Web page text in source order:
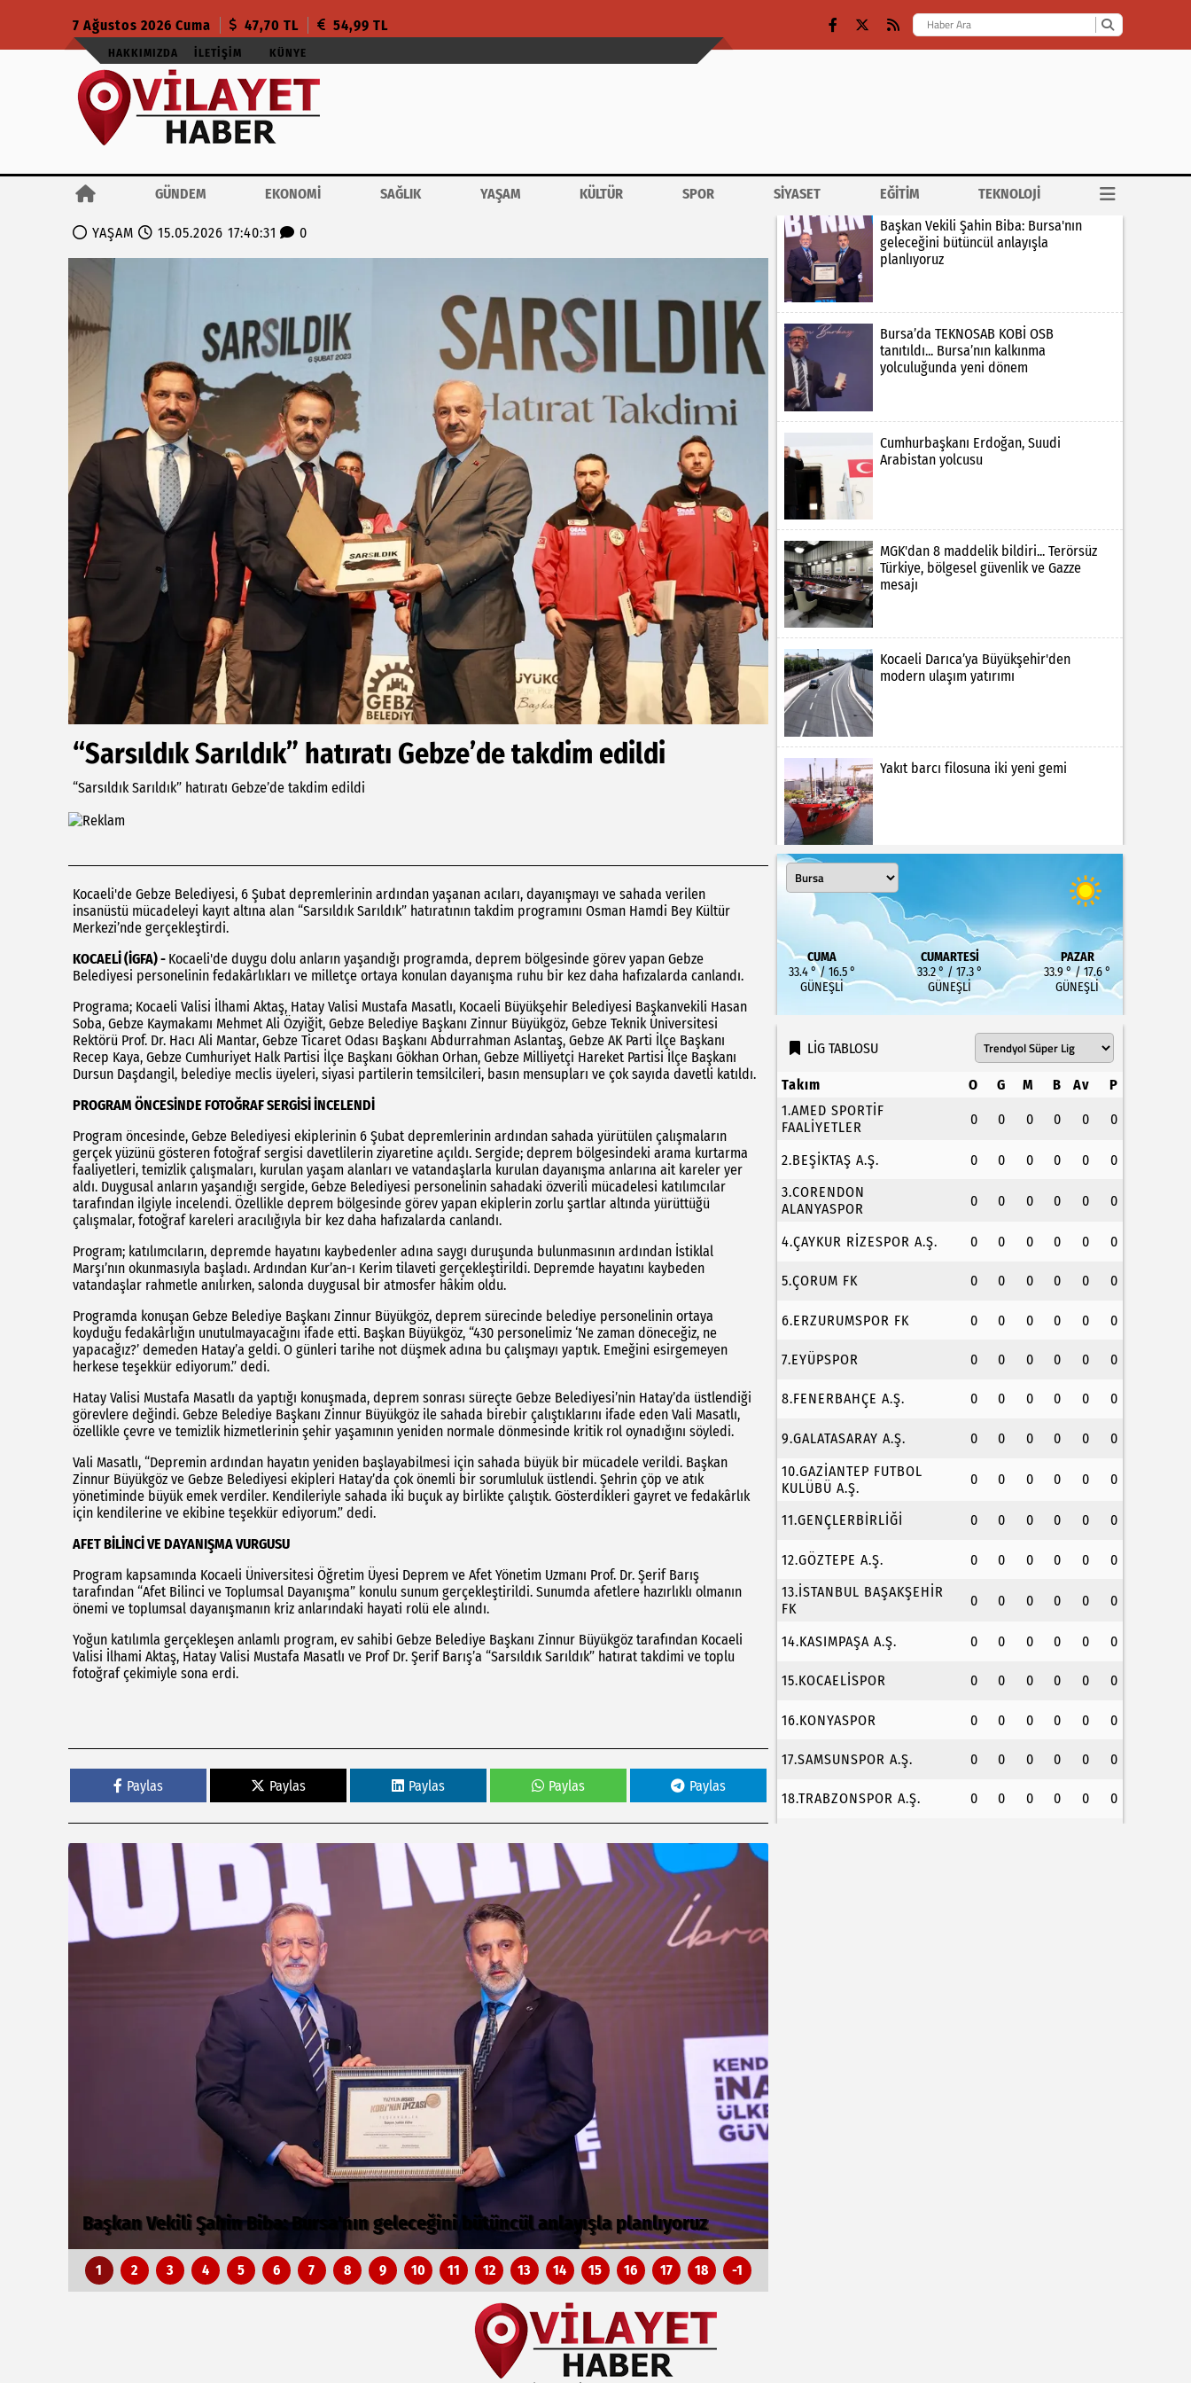
7 Ağustos 2026 Cuma 47,70 TL 54,99 TL
HAKKIMIZDA İLETIŞIM KÜNYE
GÜNDEM EKONOMİ SAĞLIK YAŞAM KÜLTÜR SPOR SİYASET EĞİTİM TEKNOLOJİ
YAŞAM 15.05.2026 17:40:31 0
“Sarsıldık Sarıldık” hatıratı Gebze’de takdim edildi
“Sarsıldık Sarıldık” hatıratı Gebze’de takdim edildi
Kocaeli'de Gebze Belediyesi, 6 Şubat depremlerinin ardından yaşanan acıları, dayanışmayı ve sahada verilen
insanüstü mücadeleyi kayıt altına alan “Sarsıldık Sarıldık” hatıratının takdim programını Osman Hamdi Bey Kültür
Merkezi’nde gerçekleştirdi.
KOCAELİ (İGFA) - Kocaeli'de duygu dolu anların yaşandığı programda, deprem bölgesinde görev yapan Gebze
Belediyesi personelinin fedakârlıkları ve milletçe ortaya konulan dayanışma ruhu bir kez daha hafızalarda canlandı.
Programa; Kocaeli Valisi İlhami Aktaş, Hatay Valisi Mustafa Masatlı, Kocaeli Büyükşehir Belediyesi Başkanvekili Hasan
Soba, Gebze Kaymakamı Mehmet Ali Özyiğit, Gebze Belediye Başkanı Zinnur Büyükgöz, Gebze Teknik Üniversitesi
Rektörü Prof. Dr. Hacı Ali Mantar, Gebze Ticaret Odası Başkanı Abdurrahman Aslantaş, Gebze AK Parti İlçe Başkanı
Recep Kaya, Gebze Cumhuriyet Halk Partisi İlçe Başkanı Gökhan Orhan, Gebze Milliyetçi Hareket Partisi İlçe Başkanı
Dursun Daşdangil, belediye meclis üyeleri, siyasi partilerin temsilcileri, basın mensupları ve çok sayıda davetli katıldı.
PROGRAM ÖNCESİNDE FOTOĞRAF SERGİSİ İNCELENDİ
Program öncesinde, Gebze Belediyesi ekiplerinin 6 Şubat depremlerinin ardından sahada yürütülen çalışmaların
gerçek yüzünü gösteren fotoğraf sergisi davetlilerin ziyaretine açıldı. Sergide; deprem bölgesindeki arama kurtarma
faaliyetleri, temizlik çalışmaları, kurulan yaşam alanları ve vatandaşlarla kurulan dayanışma anlarına ait kareler yer
aldı. Duygusal anların yaşandığı sergide, Gebze Belediyesi personelinin sahadaki özverili mücadelesi katılımcılar
tarafından ilgiyle incelendi. Özellikle deprem bölgesinde görev yapan ekiplerin zorlu şartlar altında yürüttüğü
çalışmalar, fotoğraf kareleri aracılığıyla bir kez daha hafızalarda canlandı.
Program; katılımcıların, depremde hayatını kaybedenler adına saygı duruşunda bulunmasının ardından İstiklal
Marşı’nın okunmasıyla başladı. Ardından Kur’an-ı Kerim tilaveti gerçekleştirildi. Depremde hayatını kaybeden
vatandaşlar rahmetle anılırken, salonda duygusal bir atmosfer hâkim oldu.
Programda konuşan Gebze Belediye Başkanı Zinnur Büyükgöz, deprem sürecinde belediye personelinin ortaya
koyduğu fedakârlığın unutulmayacağını ifade etti. Başkan Büyükgöz, “430 personelimiz ‘Ne zaman döneceğiz, ne
yapacağız?’ demeden Hatay’a geldi. O günleri tarihe not düşmek adına bu çalışmayı yaptık. Emeğini esirgemeyen
herkese teşekkür ediyorum.” dedi.
Hatay Valisi Mustafa Masatlı da yaptığı konuşmada, deprem sonrası süreçte Gebze Belediyesi’nin Hatay’da üstlendiği
görevlere değindi. Gebze Belediye Başkanı Zinnur Büyükgöz ile sahada birebir çalıştıklarını ifade eden Vali Masatlı,
özellikle çevre ve temizlik hizmetlerinin şehir yaşamının yeniden normale dönmesinde kritik rol oynadığını söyledi.
Vali Masatlı, “Depremin ardından hayatın yeniden başlayabilmesi için sahada büyük bir mücadele verildi. Başkan
Zinnur Büyükgöz ve Gebze Belediyesi ekipleri Hatay’da çok önemli bir sorumluluk üstlendi. Şehrin çöp ve atık
yönetiminde büyük emek verdiler. Kendileriyle sahada iki buçuk ay birlikte çalıştık. Gösterdikleri gayret ve fedakârlık
için kendilerine ve ekibine teşekkür ediyorum.” dedi.
AFET BİLİNCİ VE DAYANIŞMA VURGUSU
Program kapsamında Kocaeli Üniversitesi Öğretim Üyesi Deprem ve Afet Yönetim Uzmanı Prof. Dr. Şerif Barış
tarafından “Afet Bilinci ve Toplumsal Dayanışma” konulu sunum gerçekleştirildi. Sunumda afetlere hazırlıklı olmanın
önemi ve toplumsal dayanışmanın kriz anlarındaki hayati rolü ele alındı.
Yoğun katılımla gerçekleşen anlamlı program, ev sahibi Gebze Belediye Başkanı Zinnur Büyükgöz tarafından Kocaeli
Valisi İlhami Aktaş, Hatay Valisi Mustafa Masatlı ve Prof Dr. Şerif Barış’a “Sarsıldık Sarıldık” hatırat takdimi ve toplu
fotoğraf çekimiyle sona erdi.
Paylas Paylas Paylas Paylas Paylas
Bursa’da TEKNOSAB KOBİ OSB tanıtıldı... Bursa’nın kalkınma yolculuğunda yeni
dönem
1 2 3 4 5 6 7 8 9 10 11 12 13 14 15 16 17 18 -1
Başkan Vekili Şahin Biba: Bursa'nın
geleceğini bütüncül anlayışla
planlıyoruz
Bursa’da TEKNOSAB KOBİ OSB
tanıtıldı... Bursa’nın kalkınma
yolculuğunda yeni dönem
Cumhurbaşkanı Erdoğan, Suudi
Arabistan yolcusu
MGK'dan 8 maddelik bildiri... Terörsüz
Türkiye, bölgesel güvenlik ve Gazze
mesajı
Kocaeli Darıca’ya Büyükşehir'den
modern ulaşım yatırımı
Yakıt barcı filosuna iki yeni gemi
CUMA
33.4 ° / 16.5 °
GÜNEŞLI
CUMARTESI
33.2 ° / 17.3 °
GÜNEŞLI
PAZAR
33.9 ° / 17.6 °
GÜNEŞLI
LİG TABLOSU
Takım O G M B Av
P
1.AMED SPORTİF
FAALİYETLER
0 0 0 0 0 0
2.BEŞİKTAŞ A.Ş. 0 0 0 0 0
0
3.CORENDON
ALANYASPOR
0 0 0 0 0 0
4.ÇAYKUR RİZESPOR A.Ş. 0 0 0 0 0 0
5.ÇORUM FK 0 0 0 0 0 0
6.ERZURUMSPOR FK 0 0 0 0 0 0
7.EYÜPSPOR 0 0 0 0 0 0
8.FENERBAHÇE A.Ş. 0 0 0 0 0 0
9.GALATASARAY A.Ş. 0 0 0 0 0
0
10.GAZİANTEP FUTBOL
KULÜBÜ A.Ş.
0 0 0 0 0 0
11.GENÇLERBİRLİĞİ 0 0 0 0 0 0
12.GÖZTEPE A.Ş. 0 0 0 0 0
0
13.İSTANBUL BAŞAKŞEHİR
FK
0 0 0 0 0 0
14.KASIMPAŞA A.Ş. 0 0 0 0 0 0
15.KOCAELİSPOR 0 0 0 0 0 0
16.KONYASPOR 0 0 0 0 0 0
17.SAMSUNSPOR A.Ş. 0 0 0 0 0 0
18.TRABZONSPOR A.Ş. 0 0 0 0 0 0